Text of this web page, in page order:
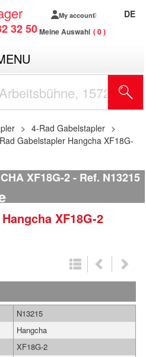
32 50
My account
Meine Auswahl 0
DE
4-Rad Gabelstapler
Gabelstapler Hangcha XF18G-
XF18G-2 Ref. N13215
Hangcha XF18G-2
N13215
Hangcha
XF18G-2